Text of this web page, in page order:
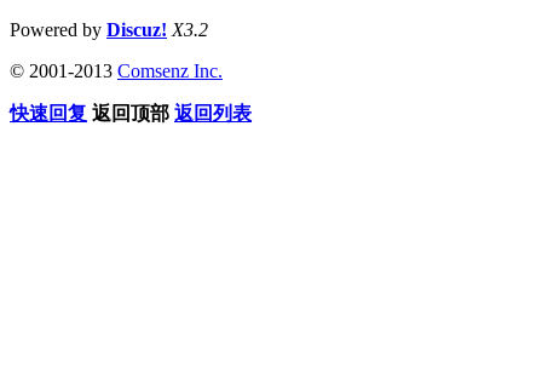
Powered by Discuz! X3.2
© 2001-2013 Comsenz Inc.
快速回复 返回顶部 返回列表